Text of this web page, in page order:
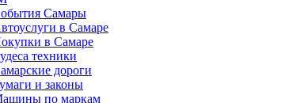
Самары
в Самаре
в Самаре
техники
дороги
и законы
по маркам